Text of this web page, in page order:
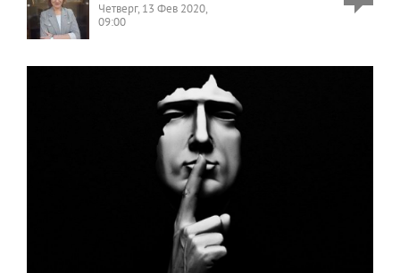
Четверг, 13 Фев 2020,
09:00